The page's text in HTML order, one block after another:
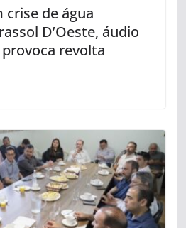
crise de água
D’Oeste, áudio
revolta